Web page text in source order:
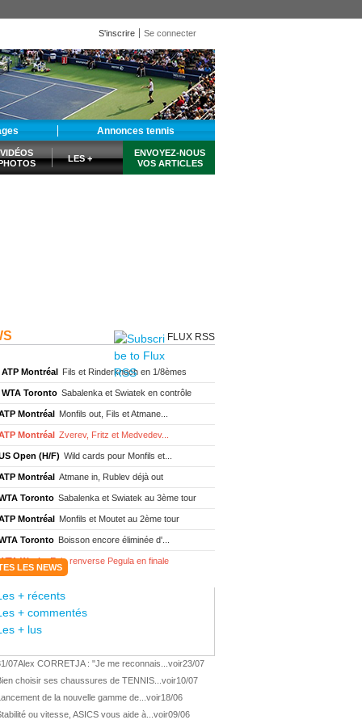
S'inscrire Se connecter
Annonces tennis
VIDÉOS
LES +
ENVOYEZ-NOUS
VOS ARTICLES
FLUX RSS
ATP Montréal Fils et Rinderknech en 1/8èmes
WTA Toronto Sabalenka et Swiatek en contrôle
Montréal Monfils out, Fils et Atmane...
Montréal Zverev, Fritz et Medvedev...
Open (H/F) Wild cards pour Monfils et...
Montréal Atmane in, Rublev déjà out
Toronto Sabalenka et Swiatek au 3ème tour
Montréal Monfils et Moutet au 2ème tour
Toronto Boisson encore éliminée d'...
Wash. Eala renverse Pegula en finale
Memphis Liutova, 16 ans et déjà titrée
ATP Wash.
Wash. Eala domine Svitolina
Wash. De Minaur éliminé en 1/4
LES NEWS
+ récents
+ commentés
+ lus
07Alex CORRETJA : "Je me reconnais... voir23/07
choisir ses chaussures de TENNIS... voir10/07
de la nouvelle gamme de... voir18/06
ou vitesse, ASICS vous aide à... voir09/06